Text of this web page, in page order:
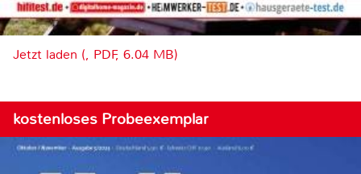
Jetzt laden (, PDF, 6.04 MB)
kostenloses Probeexemplar